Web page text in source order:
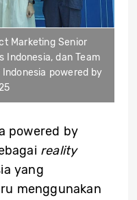
Marketing Senior
Indonesia, dan Team
powered by
powered by
reality
yang
menggunakan